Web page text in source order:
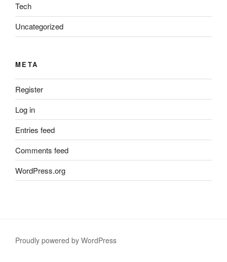
Tech
Uncategorized
META
Register
Log in
Entries feed
Comments feed
WordPress.org
Proudly powered by WordPress